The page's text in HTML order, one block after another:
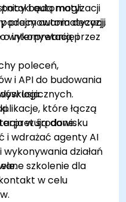
automatyzacji
decyzji,
wykonywania przez
będą mogli:
pracy automatyzacji
o interpretację i
poleceń,
i API do budowania
logicznych.
które łączą
dane.
i wdrażać agenty AI
działań
w środowisku
szkolenie dla
w celu